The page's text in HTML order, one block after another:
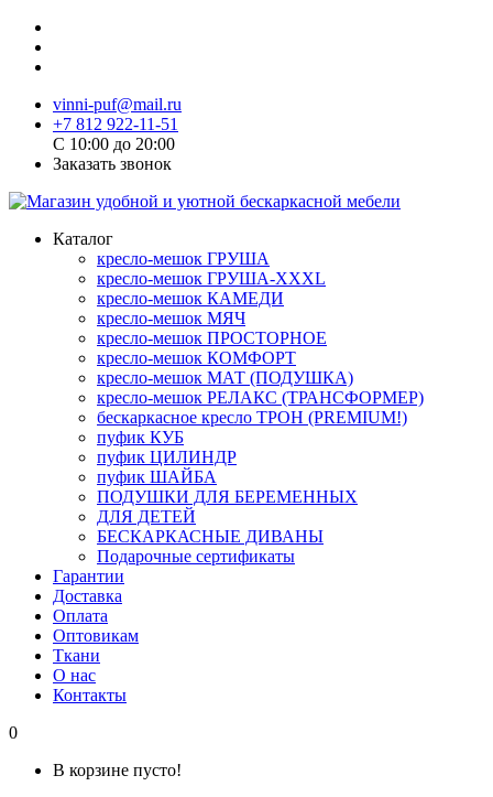
vinni-puf@mail.ru
+7 812 922-11-51
C 10:00 до 20:00
Заказать звонок
Каталог
кресло-мешок ГРУША
кресло-мешок ГРУША-XXXL
кресло-мешок КАМЕДИ
кресло-мешок МЯЧ
кресло-мешок ПРОСТОРНОЕ
кресло-мешок КОМФОРТ
кресло-мешок МАТ (ПОДУШКА)
кресло-мешок РЕЛАКС (ТРАНСФОРМЕР)
бескаркасное кресло ТРОН (PREMIUM!)
пуфик КУБ
пуфик ЦИЛИНДР
пуфик ШАЙБА
ПОДУШКИ ДЛЯ БЕРЕМЕННЫХ
ДЛЯ ДЕТЕЙ
БЕСКАРКАСНЫЕ ДИВАНЫ
Подарочные сертификаты
Гарантии
Доставка
Оплата
Оптовикам
Ткани
О нас
Контакты
0
В корзине пусто!